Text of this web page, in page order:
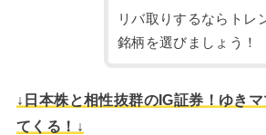
リバ取りするならトレ
銘柄を選びましょう！
↓日本株と相性抜群のIG証券！ゆき
てくる！↓